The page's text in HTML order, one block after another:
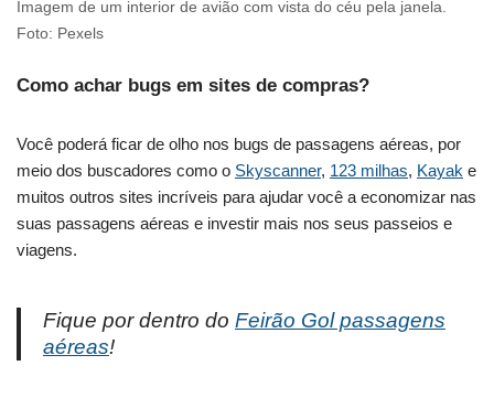
Imagem de um interior de avião com vista do céu pela janela.
Foto: Pexels
Como achar bugs em sites de compras?
Você poderá ficar de olho nos bugs de passagens aéreas, por
meio dos buscadores como o Skyscanner, 123 milhas, Kayak e
muitos outros sites incríveis para ajudar você a economizar nas
suas passagens aéreas e investir mais nos seus passeios e
viagens.
Fique por dentro do Feirão Gol passagens
aéreas!